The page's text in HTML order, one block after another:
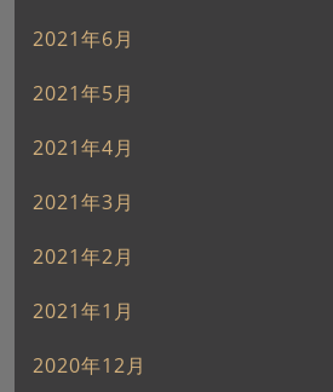
2021年6月
2021年5月
2021年4月
2021年3月
2021年2月
2021年1月
2020年12月